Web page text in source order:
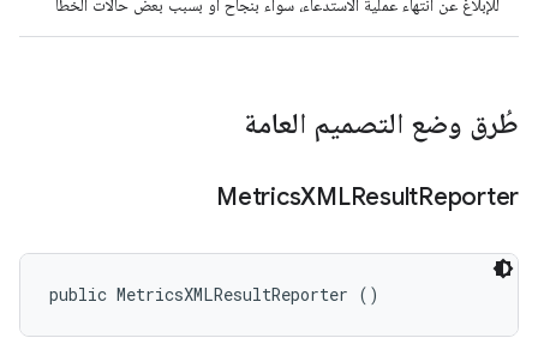
للإبلاغ عن انتهاء عملية الاستدعاء، سواء بنجاح أو بسبب بعض حالات الخطأ
طُرق وضع التصميم العامة
MetricsXMLResultReporter
public MetricsXMLResultReporter ()